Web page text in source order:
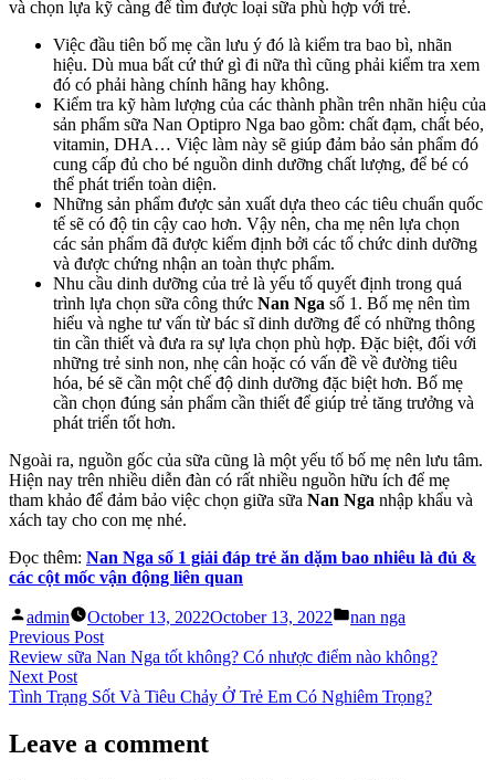
và chọn lựa kỹ càng để tìm được loại sữa phù hợp với trẻ.
Việc đầu tiên bố mẹ cần lưu ý đó là kiểm tra bao bì, nhãn
hiệu. Dù mua bất cứ thứ gì đi nữa thì cũng phải kiểm tra xem
đó có phải hàng chính hãng hay không.
Kiểm tra kỹ hàm lượng của các thành phần trên nhãn hiệu của
sản phẩm sữa Nan Optipro Nga bao gồm: chất đạm, chất béo,
vitamin, DHA… Việc làm này sẽ giúp đảm bảo sản phẩm đó
cung cấp đủ cho bé nguồn dinh dưỡng chất lượng, để bé có
thể phát triển toàn diện.
Những sản phẩm được sản xuất dựa theo các tiêu chuẩn quốc
tế sẽ có độ tin cậy cao hơn. Vậy nên, cha mẹ nên lựa chọn
các sản phẩm đã được kiểm định bởi các tổ chức dinh dưỡng
và được chứng nhận an toàn thực phẩm.
Nhu cầu dinh dưỡng của trẻ là yếu tố quyết định trong quá
trình lựa chọn sữa công thức Nan Nga số 1. Bố mẹ nên tìm
hiểu và nghe tư vấn từ bác sĩ dinh dưỡng để có những thông
tin cần thiết và đưa ra sự lựa chọn phù hợp. Đặc biệt, đối với
những trẻ sinh non, nhẹ cân hoặc có vấn đề về đường tiêu
hóa, bé sẽ cần một chế độ dinh dưỡng đặc biệt hơn. Bố mẹ
cần chọn đúng sản phẩm cần thiết để giúp trẻ tăng trưởng và
phát triển tốt hơn.
Ngoài ra, nguồn gốc của sữa cũng là một yếu tố bố mẹ nên lưu tâm.
Hiện nay trên nhiều diễn đàn có rất nhiều nguồn hữu ích để mẹ
tham khảo để đảm bảo việc chọn giữa sữa Nan Nga nhập khẩu và
xách tay cho con mẹ nhé.
Đọc thêm: Nan Nga số 1 giải đáp trẻ ăn dặm bao nhiêu là đủ &
các cột mốc vận động liên quan
Posted
by
admin October 13, 2022October 13, 2022
Posted
nan nga
Post
navigation
Previous PostPrevious
post:
Review sữa Nan Nga tốt không? Có nhược điểm nào không?
Next PostNext
post:
Tình Trạng Sốt Và Tiêu Chảy Ở Trẻ Em Có Nghiêm Trọng?
Leave a comment